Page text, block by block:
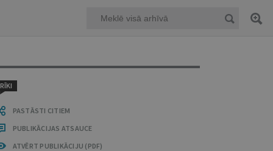
RĪKI
PASTĀSTI CITIEM
PUBLIKĀCIJAS ATSAUCE
ATVĒRT PUBLIKĀCIJU (PDF)